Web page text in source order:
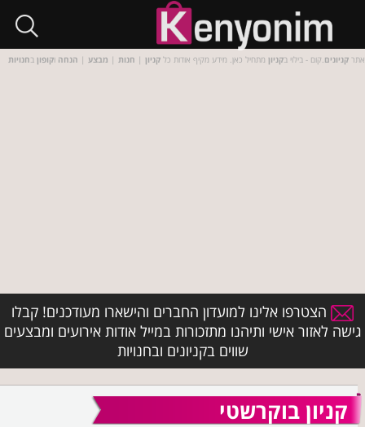
אתר קניונים.קום - בילוי בקניון מתחיל כאן. מידע מקיף אודות כל קניון | חנות | מבצע | הנחה וקופון בחנויות
הצטרפו אלינו למועדון החברים והישארו מעודכנים! קבלו
גישה לאזור אישי ותיהנו מתזכורות במייל אודות אירועים ומבצעים
שווים בקניונים ובחנויות
קניון בוקרשטי